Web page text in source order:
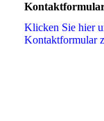
Klicken Sie hier
Kon­takt­for­mu­lar